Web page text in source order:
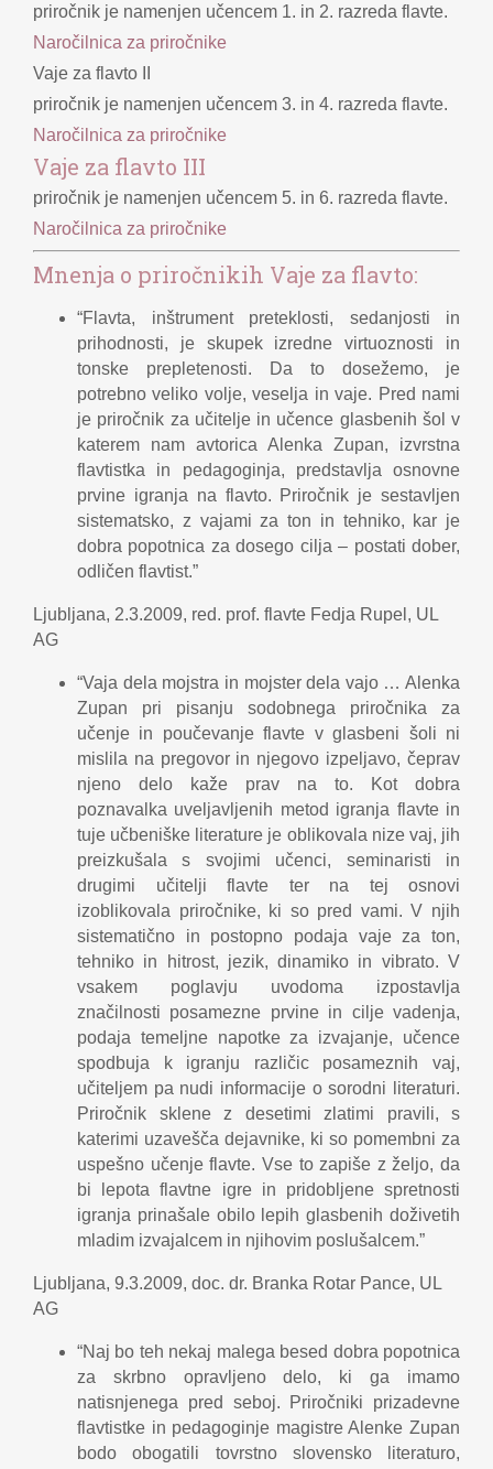
priročnik je namenjen učencem 1. in 2. razreda flavte.
Naročilnica za priročnike
Vaje za flavto II
priročnik je namenjen učencem 3. in 4. razreda flavte.
Naročilnica za priročnike
Vaje za flavto III
priročnik je namenjen učencem 5. in 6. razreda flavte.
Naročilnica za priročnike
Mnenja o priročnikih Vaje za flavto:
“Flavta, inštrument preteklosti, sedanjosti in
prihodnosti, je skupek izredne virtuoznosti in
tonske prepletenosti. Da to dosežemo, je
potrebno veliko volje, veselja in vaje. Pred nami
je priročnik za učitelje in učence glasbenih šol v
katerem nam avtorica Alenka Zupan, izvrstna
flavtistka in pedagoginja, predstavlja osnovne
prvine igranja na flavto. Priročnik je sestavljen
sistematsko, z vajami za ton in tehniko, kar je
dobra popotnica za dosego cilja – postati dober,
odličen flavtist.”
Ljubljana, 2.3.2009, red. prof. flavte Fedja Rupel, UL
AG
“Vaja dela mojstra in mojster dela vajo … Alenka
Zupan pri pisanju sodobnega priročnika za
učenje in poučevanje flavte v glasbeni šoli ni
mislila na pregovor in njegovo izpeljavo, čeprav
njeno delo kaže prav na to. Kot dobra
poznavalka uveljavljenih metod igranja flavte in
tuje učbeniške literature je oblikovala nize vaj, jih
preizkušala s svojimi učenci, seminaristi in
drugimi učitelji flavte ter na tej osnovi
izoblikovala priročnike, ki so pred vami. V njih
sistematično in postopno podaja vaje za ton,
tehniko in hitrost, jezik, dinamiko in vibrato. V
vsakem poglavju uvodoma izpostavlja
značilnosti posamezne prvine in cilje vadenja,
podaja temeljne napotke za izvajanje, učence
spodbuja k igranju različic posameznih vaj,
učiteljem pa nudi informacije o sorodni literaturi.
Priročnik sklene z desetimi zlatimi pravili, s
katerimi uzavešča dejavnike, ki so pomembni za
uspešno učenje flavte. Vse to zapiše z željo, da
bi lepota flavtne igre in pridobljene spretnosti
igranja prinašale obilo lepih glasbenih doživetih
mladim izvajalcem in njihovim poslušalcem.”
Ljubljana, 9.3.2009, doc. dr. Branka Rotar Pance, UL
AG
“Naj bo teh nekaj malega besed dobra popotnica
za skrbno opravljeno delo, ki ga imamo
natisnjenega pred seboj. Priročniki prizadevne
flavtistke in pedagoginje magistre Alenke Zupan
bodo obogatili tovrstno slovensko literaturo,